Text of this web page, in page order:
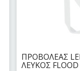
ΠΡΟΒΟΛΕΑΣ
ΛΕΥΚΟΣ FLOOD